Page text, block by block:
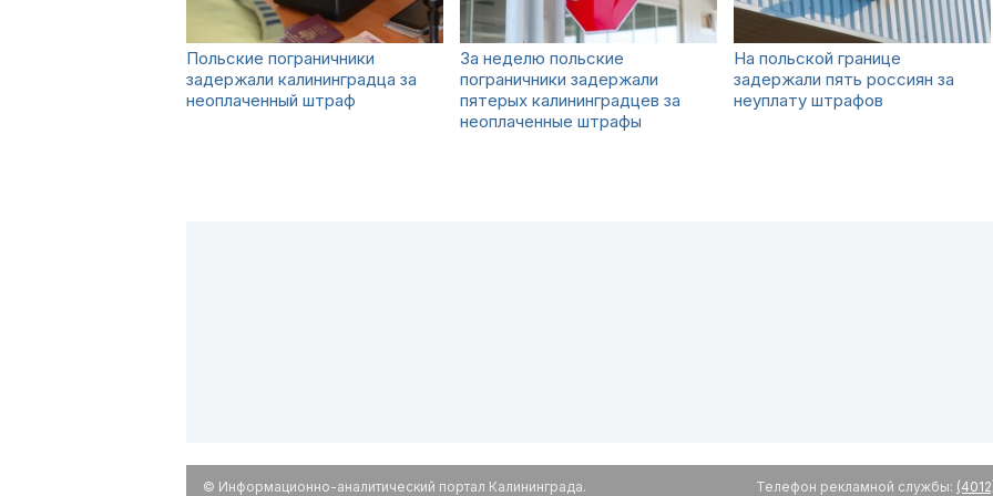
Польские пограничники
задержали калининградца за
неоплаченный штраф
За неделю польские
пограничники задержали
пятерых калининградцев за
неоплаченные штрафы
На польской границе
задержали пять россиян за
неуплату штрафов
© Информационно-аналитический портал Калининграда.
Телефон рекламной службы: